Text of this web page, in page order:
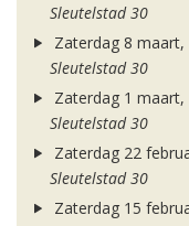
Sleutelstad 30
Zaterdag 8 maart,
Sleutelstad 30
Zaterdag 1 maart,
Sleutelstad 30
Zaterdag 22
Sleutelstad 30
Zaterdag 15